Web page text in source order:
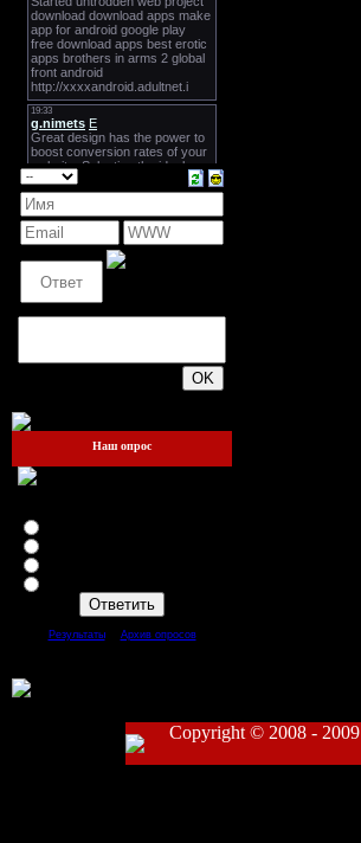
Наш опрос
Результаты· Архив опросов]
Copyright © 2008 - 2009